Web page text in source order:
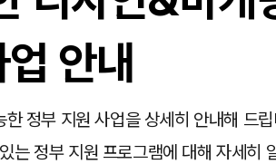
안내
정부 지원 사업을 상세히 안내해 드
는 정부 지원 프로그램에 대해 자세히